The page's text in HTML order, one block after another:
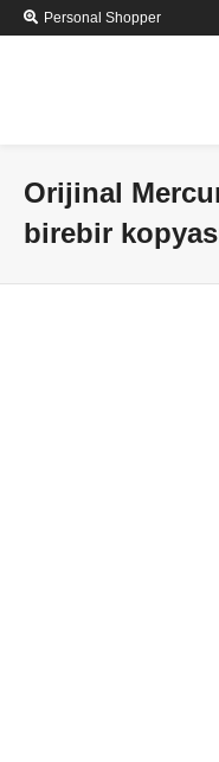
Personal Shopper
Orijinal
birebir